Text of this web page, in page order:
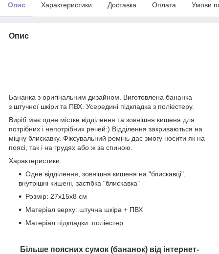
Опис Характеристики Доставка Оплата Умови
Опис
Бананка з оригінальним дизайном. Виготовлена бананка
з штучної шкіри та ПВХ. Усередині підкладка з поліестеру.
Виріб має одне містке відділення та зовнішня кишеня для
потрібних і непотрібних речей:) Відділення закриваються на
міцну блискавку. Фіксувальний ремінь дає змогу носити як на
поясі, так і на грудях або ж за спиною.
Характеристики:
Одне відділення, зовнішня кишеня на "блискавці",
внутрішні кишені, застібка "блискавка"
Розмір: 27х15х8 см
Матеріал верху: штучна шкіра + ПВХ
Матеріал підкладки: поліестер
Більше поясних сумок (бананок) від інтернет-